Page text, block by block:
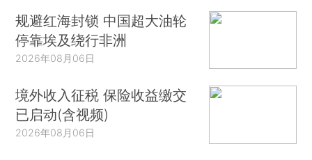
规避红海封锁 中国超大油轮
停靠埃及绕行非洲
2026年08月06日
境外收入征税 保险收益缴交
已启动(含视频)
2026年08月06日